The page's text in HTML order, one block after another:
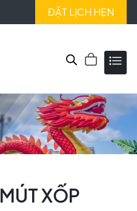
ĐẶT LỊCH HẸN
XỐP